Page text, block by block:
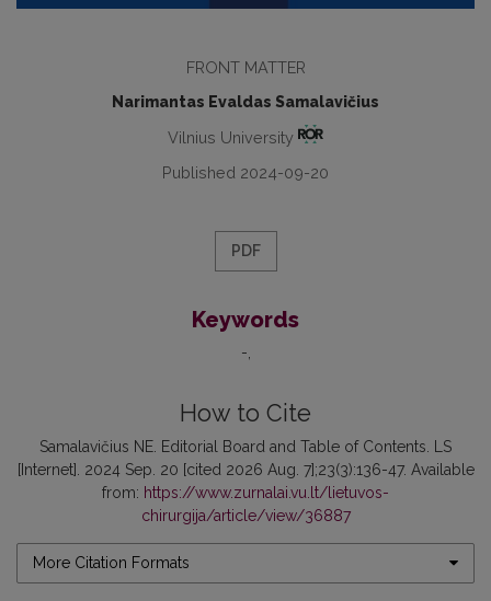
FRONT MATTER
Narimantas Evaldas Samalavičius
Vilnius University
Published 2024-09-20
PDF
Keywords
-
How to Cite
Samalavičius NE. Editorial Board and Table of Contents. LS
[Internet]. 2024 Sep. 20 [cited 2026 Aug. 7];23(3):136-47. Available
from: https://www.zurnalai.vu.lt/lietuvos-
chirurgija/article/view/36887
More Citation Formats